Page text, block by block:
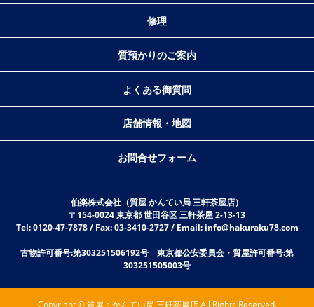
修理
質預かりのご案内
よくある御質問
店舗情報・地図
お問合せフォーム
伯楽株式会社（質屋 かんてい局 三軒茶屋店）
〒154-0024 東京都 世田谷区 三軒茶屋 2-13-13
Tel: 0120-47-7878 / Fax: 03-3410-2727 / Email: info@hakuraku78.com
古物許可番号:第303251506192号 東京都公安委員会・質屋許可番号:第
303251505003号
Copyright © 質屋：かんてい局 三軒茶屋店 All Rights Reserved.